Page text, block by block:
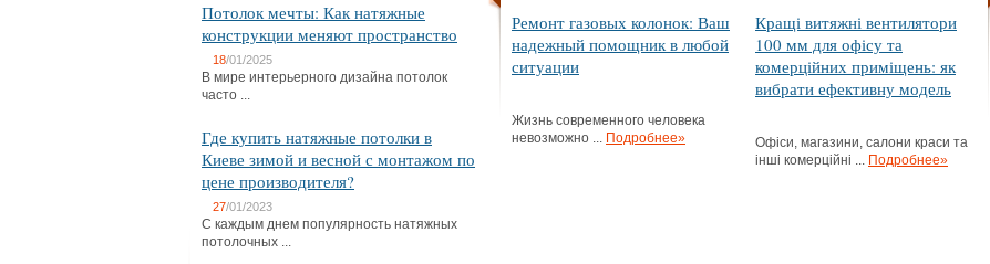
Потолок мечты: Как натяжные
конструкции меняют пространство
18/01/2025
В мире интерьерного дизайна потолок
часто ...
Где купить натяжные потолки в
Киеве зимой и весной с монтажом по
цене производителя?
27/01/2023
С каждым днем популярность натяжных
потолочных ...
Ремонт газовых колонок: Ваш
надежный помощник в любой
ситуации
Жизнь современного человека
невозможно ... Подробнее»
Кращі витяжні вентилятори
100 мм для офісу та
комерційних приміщень: як
вибрати ефективну модель
Офіси, магазини, салони краси та
інші комерційні ... Подробнее»